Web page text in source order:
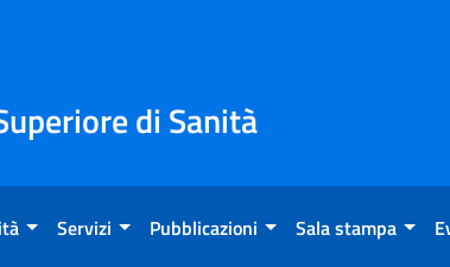
di Sanità
Servizi Pubblicazioni Sala stampa